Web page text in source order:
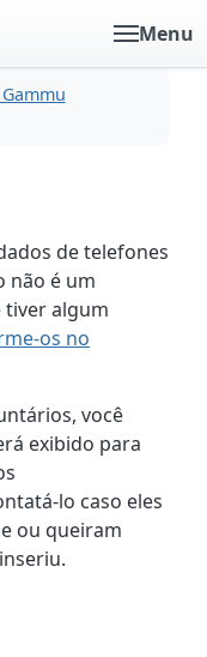
Menu
de telefones
não é um
tiver algum
os no
você
exibido para
lo caso eles
ou queiram